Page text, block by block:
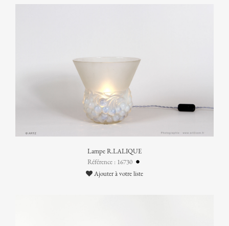
Lampe R.LALIQUE
Référence : 16730
Ajouter à votre liste